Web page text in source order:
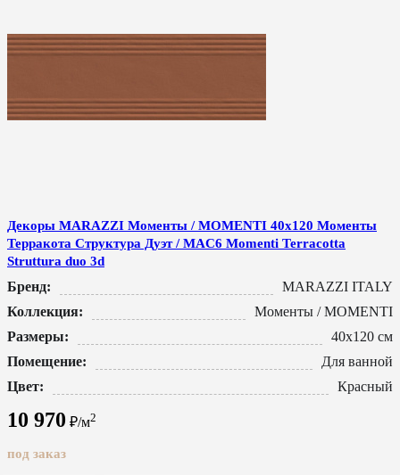
Декоры MARAZZI Моменты / MOMENTI 40x120 Моменты
Терракота Структура Дуэт / MAC6 Momenti Terracotta
Struttura duo 3d
Бренд:
MARAZZI ITALY
Коллекция:
Моменты / MOMENTI
Размеры:
40x120 см
Помещение:
Для ванной
Цвет:
Красный
10 970 ₽/м2
под заказ